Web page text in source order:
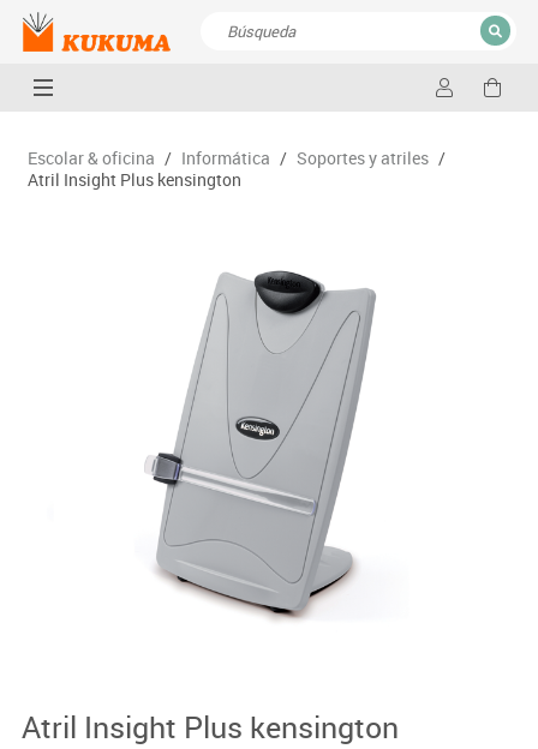
CERRAR
Escolar & oficina / Informática / Soportes y atriles /
Atril Insight Plus kensington
Atril Insight Plus kensington